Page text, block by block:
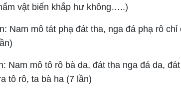
vật biến khắp hư không…..)
Nam mô tát phạ đát tha, nga đá phạ rô chỉ
Nam mô tô rô bà da, đát tha nga đá da,
tô rô, ta bà ha (7 lần)